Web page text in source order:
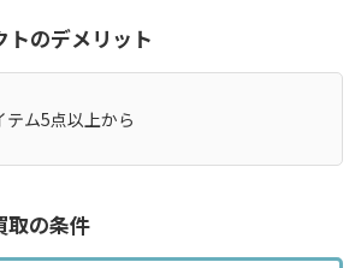
トのデメリット
テム5点以上から
取の条件